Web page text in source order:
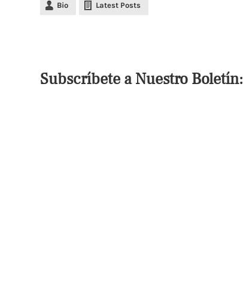
Bio Latest Posts
Subscríbete a Nuestro Boletín: